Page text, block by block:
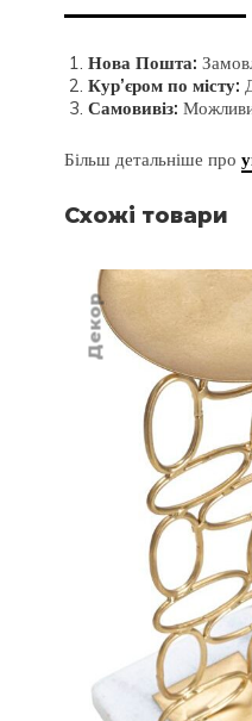
Нова Пошта:
Кур’єром по місту:
Самовивіз:
Більш детальніше про
Схожі товари
Декор